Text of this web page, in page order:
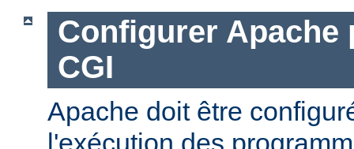
Configurer Apache
CGI
Apache doit être
l'exécution des